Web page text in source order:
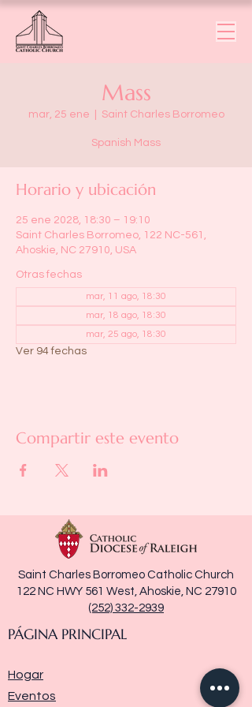
Mass
mar, 25 ene Saint Charles Borromeo
Spanish Mass
Horario y ubicación
25 ene 2028, 18:30 – 19:10
Saint Charles Borromeo, 122 NC-561,
Ahoskie, NC 27910, USA
Otras fechas
mar, 11 ago, 18:30
mar, 18 ago, 18:30
mar, 25 ago, 18:30
Ver 94 fechas
Compartir este evento
Saint Charles Borromeo Catholic Church
122 NC HWY 561 West, Ahoskie, NC 27910
(252) 332-2939
PÁGINA PRINCIPAL
Hogar
Eventos